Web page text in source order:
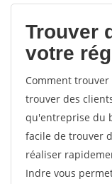
Trouver
votre
Comment
trouver des
qu'entreprise du
facile de trouver
réaliser
Indre vous